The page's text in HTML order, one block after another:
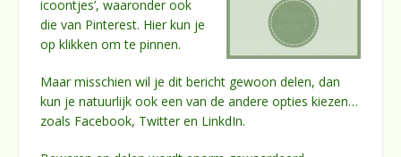
icoontjes’, waaronder ook
die van Pinterest. Hier kun je
op klikken om te pinnen.
Maar misschien wil je dit bericht gewoon delen, dan
kun je natuurlijk ook een van de andere opties kiezen…
zoals Facebook, Twitter en LinkdIn.